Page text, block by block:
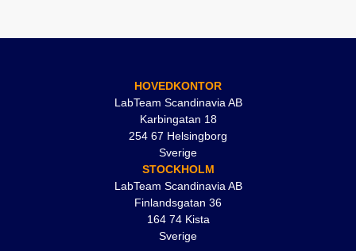
HOVEDKONTOR
LabTeam Scandinavia AB
Karbingatan 18
254 67 Helsingborg
Sverige
STOCKHOLM
LabTeam Scandinavia AB
Finlandsgatan 36
164 74 Kista
Sverige